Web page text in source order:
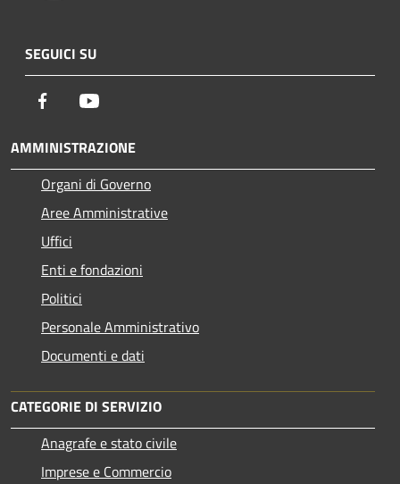
SEGUICI SU
Facebook
AMMINISTRAZIONE
Organi di Governo
Aree Amministrative
Uffici
Enti e fondazioni
Politici
Personale Amministrativo
Documenti e dati
CATEGORIE DI SERVIZIO
Anagrafe e stato civile
Imprese e Commercio